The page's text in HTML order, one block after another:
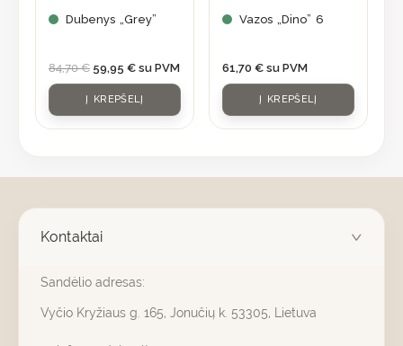
Dubenys „Grey”
84,70€ 59,95 € su PVM
Į KREPŠELĮ
Vazos „Dino” 6
61,70 € su PVM
Į KREPŠELĮ
Kontaktai
Sandėlio adresas:
Vyčio Kryžiaus g. 165, Jonučių k. 53305, Lietuva